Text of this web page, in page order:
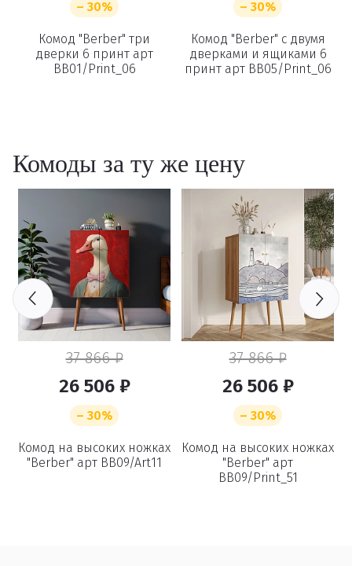
– 30%
Комод "Berber" три
дверки 6 принт арт
BB01/Print_06
– 30%
Комод "Berber" с двумя
дверками и ящиками 6
принт арт BB05/Print_06
Комоды за ту же цену
37 866 ₽
26 506 ₽
– 30%
Комод на высоких ножках
"Berber" арт BB09/Art11
37 866 ₽
26 506 ₽
– 30%
Комод на высоких ножках
"Berber" арт
BB09/Print_51